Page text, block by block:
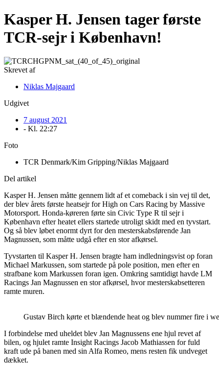
Kasper H. Jensen tager første
TCR-sejr i København!
Skrevet af
Niklas Majgaard
Udgivet
7 august 2021
- Kl. 22:27
Foto
TCR Denmark/Kim Gripping/Niklas Majgaard
Del artikel
Kasper H. Jensen måtte gennem lidt af et comeback i sin vej til det,
der blev årets første heatsejr for High on Cars Racing by Massive
Motorsport. Honda-køreren førte sin Civic Type R til sejr i
København efter heatet ellers startede utroligt skidt med en tyvstart.
Og så blev løbet enormt dyrt for den mesterskabsførende Jan
Magnussen, som måtte udgå efter en stor afkørsel.
Tyvstarten til Kasper H. Jensen bragte ham indledningsvist op foran
Michael Markussen, som startede på pole position, men efter en
strafbane kom Markussen foran igen. Omkring samtidigt havde LM
Racings Jan Magnussen en stor afkørsel, hvor mesterskabsetteren
ramte muren.
Gustav Birch kørte et blændende heat og blev nummer fire i
I forbindelse med uheldet blev Jan Magnussens ene hjul revet af
bilen, og hjulet ramte Insight Racings Jacob Mathiassen for fuld
kraft ude på banen med sin Alfa Romeo, mens resten fik undveget
dækket.